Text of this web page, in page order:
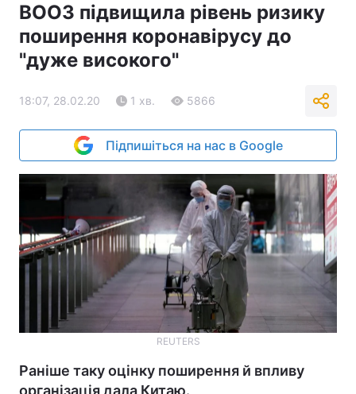
ВООЗ підвищила рівень ризику
поширення коронавірусу до
"дуже високого"
18:07, 28.02.20 1 хв. 5866
Підпишіться на нас в Google
REUTERS
Раніше таку оцінку поширення й впливу
організація дала Китаю.